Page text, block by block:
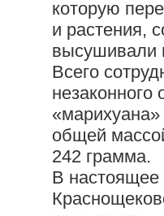
которую
и растения,
высушивали
Всего
незаконного
общей
242 грамма.
В настоящее